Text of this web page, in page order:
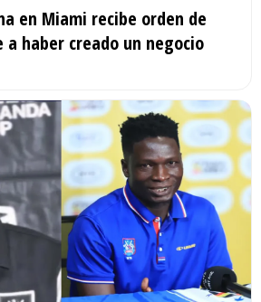
en Miami recibe orden de
a haber creado un negocio